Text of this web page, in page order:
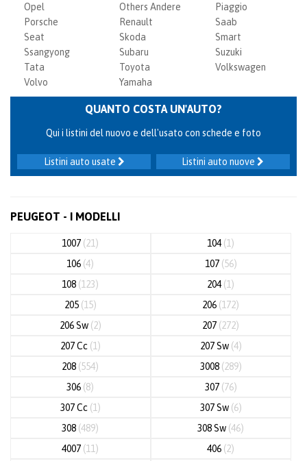
Opel
Others Andere
Piaggio
Porsche
Renault
Saab
Seat
Skoda
Smart
Ssangyong
Subaru
Suzuki
Tata
Toyota
Volkswagen
Volvo
Yamaha
QUANTO COSTA UN'AUTO?
Qui i listini del nuovo e dell'usato con schede e foto
Listini auto nuove
Listini auto usate
PEUGEOT - I MODELLI
1007 (21) 104(1)
106 (4) 107 (56)
108 (123) 204(1)
205 (15) 206 (172)
206 Sw (2) 207 (272)
207 Cc (1) 207 Sw (4)
208 (554) 3008 (289)
306 (8) 307 (76)
307 Cc (1) 307 Sw (6)
308 (489) 308 Sw (46)
4007 (11) 406 (2)